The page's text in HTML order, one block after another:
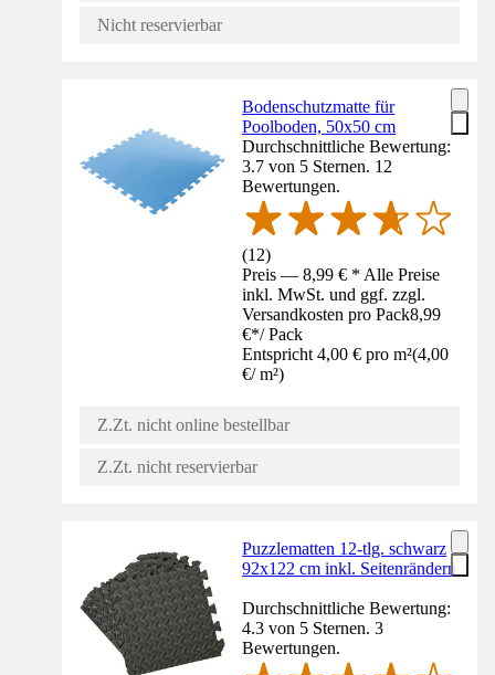
Nicht reservierbar
Bodenschutzmatte für
Poolboden, 50x50 cm
Durchschnittliche Bewertung:
3.7 von 5 Sternen. 12
Bewertungen.
(12)
Preis — 8,99 € * Alle Preise
inkl. MwSt. und ggf. zzgl.
Versandkosten pro Pack8,99
€*/ Pack
Entspricht 4,00 € pro m²(4,00
€/ m²)
Z.Zt. nicht online bestellbar
Z.Zt. nicht reservierbar
Puzzlematten 12-tlg. schwarz
92x122 cm inkl. Seitenrändern
Durchschnittliche Bewertung:
4.3 von 5 Sternen. 3
Bewertungen.